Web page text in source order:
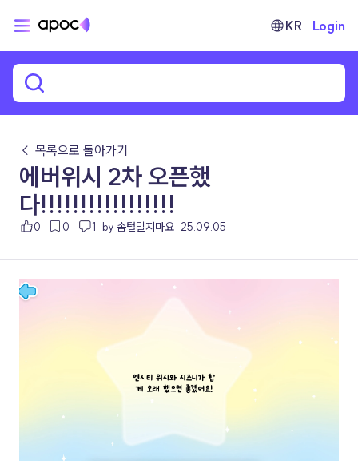
KR Login
← 목록으로 돌아가기
에버위시 2차 오픈했
다!!!!!!!!!!!!!!!!!
0 0 1 by 솜털밀지마요 25.09.05